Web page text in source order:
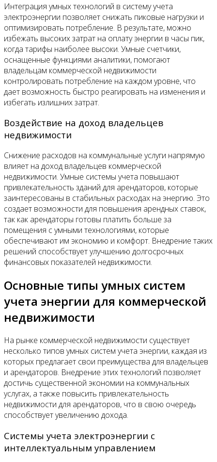
Интеграция умных технологий в систему учета
электроэнергии позволяет снижать пиковые нагрузки и
оптимизировать потребление. В результате, можно
избежать высоких затрат на оплату энергии в часы пик,
когда тарифы наиболее высоки. Умные счетчики,
оснащенные функциями аналитики, помогают
владельцам коммерческой недвижимости
контролировать потребление на каждом уровне, что
дает возможность быстро реагировать на изменения и
избегать излишних затрат.
Воздействие на доход владельцев
недвижимости
Снижение расходов на коммунальные услуги напрямую
влияет на доход владельцев коммерческой
недвижимости. Умные системы учета повышают
привлекательность зданий для арендаторов, которые
заинтересованы в стабильных расходах на энергию. Это
создает возможности для повышения арендных ставок,
так как арендаторы готовы платить больше за
помещения с умными технологиями, которые
обеспечивают им экономию и комфорт. Внедрение таких
решений способствует улучшению долгосрочных
финансовых показателей недвижимости.
Основные типы умных систем
учета энергии для коммерческой
недвижимости
На рынке коммерческой недвижимости существует
несколько типов умных систем учета энергии, каждая из
которых предлагает свои преимущества для владельцев
и арендаторов. Внедрение этих технологий позволяет
достичь существенной экономии на коммунальных
услугах, а также повысить привлекательность
недвижимости для арендаторов, что в свою очередь
способствует увеличению дохода.
Системы учета электроэнергии с
интеллектуальным управлением